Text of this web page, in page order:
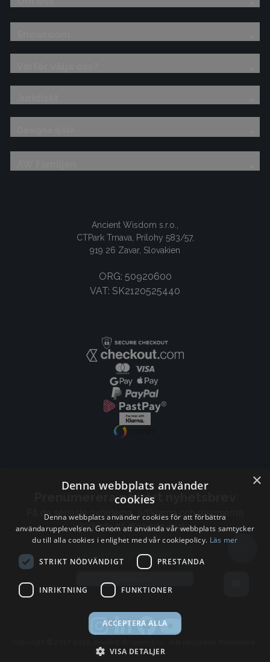
Ancient Wisdom s.r.o.,
CTPark Trnava, Prílohy 583/57,
919 26 Zavar, Slovakien
ORG: 50920600
VAT: SK2120525440
Prenumerera på vårt nyhetsbrev
Få de senaste nyheterna, artiklarna och resurserna
skickade till dig varje vecka.
×
Denna webbplats använder
cookies
Denna webbplats använder cookies för att förbättra
användarupplevelsen. Genom att använda vår webbplats samtycker
du till alla cookies i enlighet med vår cookiepolicy. Läs mer
STRIKT NÖDVÄNDIGT PRESTANDA
INRIKTNING FUNKTIONER
ACCEPTERA ALLA
VISA DETALJER